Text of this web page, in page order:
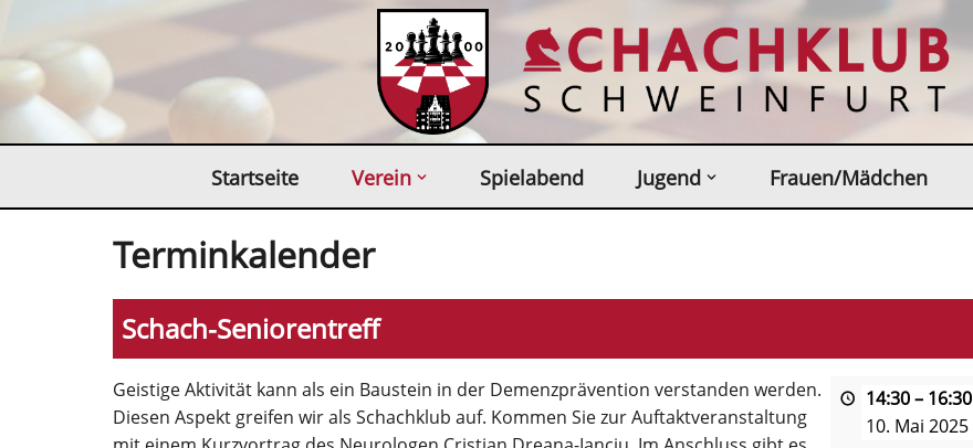
Zum
Inhalt
springen
Startseite Verein Spielabend Jugend Frauen/Mädchen
Terminkalender
Schach-Seniorentreff
14:30– 16:30
10. Mai 2025
Geistige Aktivität kann als ein Baustein in der Demenzprävention verstanden werden.
Diesen Aspekt greifen wir als Schachklub auf. Kommen Sie zur Auftaktveranstaltung